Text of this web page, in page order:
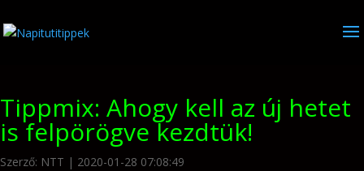
Tippmix: Ahogy kell az új hetet
is felpörögve kezdtük!
Szerző: NTT | 2020-01-28 07:08:49